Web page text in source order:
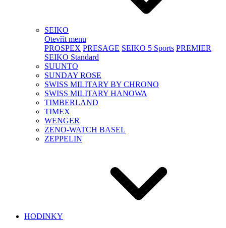
SEIKO
Otevřít menu
PROSPEX PRESAGE SEIKO 5 Sports PREMIER
SEIKO Standard
SUUNTO
SUNDAY ROSE
SWISS MILITARY BY CHRONO
SWISS MILITARY HANOWA
TIMBERLAND
TIMEX
WENGER
ZENO-WATCH BASEL
ZEPPELIN
HODINKY